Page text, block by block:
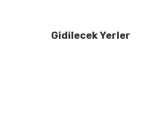
Gidilecek Yerler